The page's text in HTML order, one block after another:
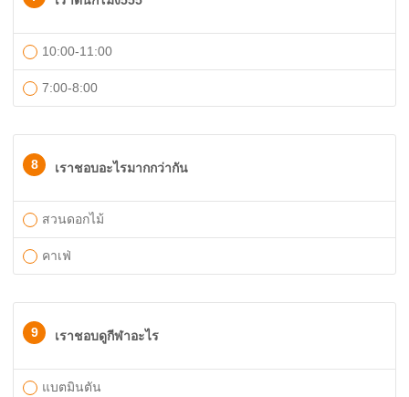
10:00-11:00
7:00-8:00
8 เราชอบอะไรมากกว่ากัน
สวนดอกไม้
คาเฟ่
9 เราชอบดูกีฬาอะไร
แบตมินตัน